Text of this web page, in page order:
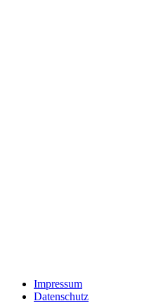
Impressum
Datenschutz